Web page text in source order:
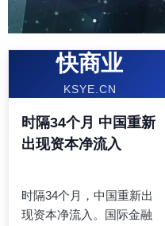
快商业
KSYE.CN
时隔34个月 中国重新
出现资本净流入
时隔34个月，中国重新出
现资本净流入。国际金融